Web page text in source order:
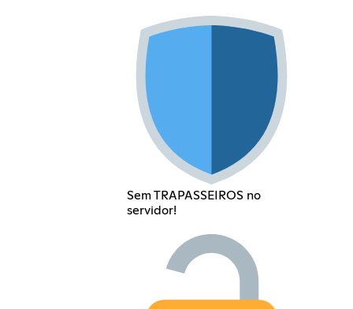
Sem TRAPASSEIROS no
servidor!